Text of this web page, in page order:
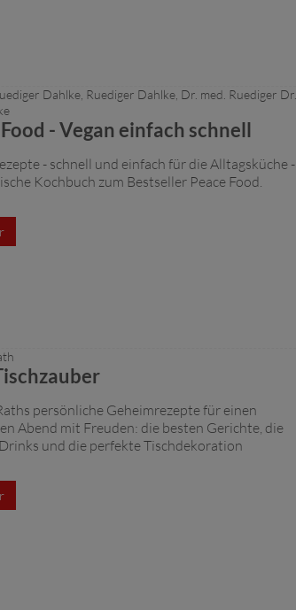
Dahlke, Ruediger Dahlke, Dr. med. Ruediger Dr.
- Vegan einfach schnell
- schnell und einfach für die Alltagsküche -
Kochbuch zum Bestseller Peace Food.
persönliche Geheimrezepte für einen
Abend mit Freuden: die besten Gerichte, die
und die perfekte Tischdekoration